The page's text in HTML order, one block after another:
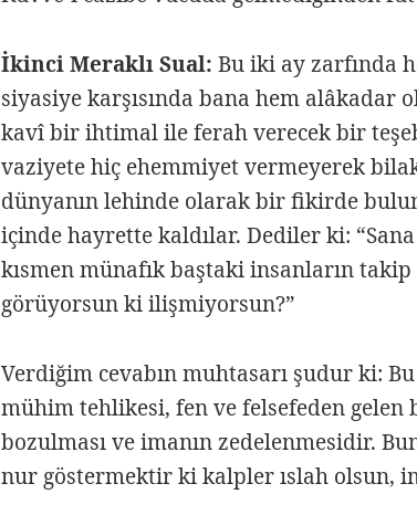
İkinci Meraklı Sual:Bu iki ay zarfında
siyasiye karşısında bana hem alâkadar
kavî bir ihtimal ile ferah verecek bir
vaziyete hiç ehemmiyet vermeyerek
dünyanın lehinde olarak bir fikirde
içinde hayrette kaldılar. Dediler ki:
kısmen münafık baştaki insanların
görüyorsun ki ilişmiyorsun?”
Verdiğim cevabın muhtasarı şudur ki:
mühim tehlikesi, fen ve felsefeden
bozulması ve imanın zedelenmesidir.
nur göstermektir ki kalpler ıslah olsun,